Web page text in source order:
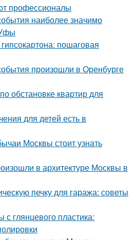
профессионалы
наиболее значимо
пошаговая
произошли в Оренбурге
обстановке квартир для
для детей есть в
Москвы стоит узнать
в архитектуре Москвы в
печку для гаража: советы
с глянцевого пластика: